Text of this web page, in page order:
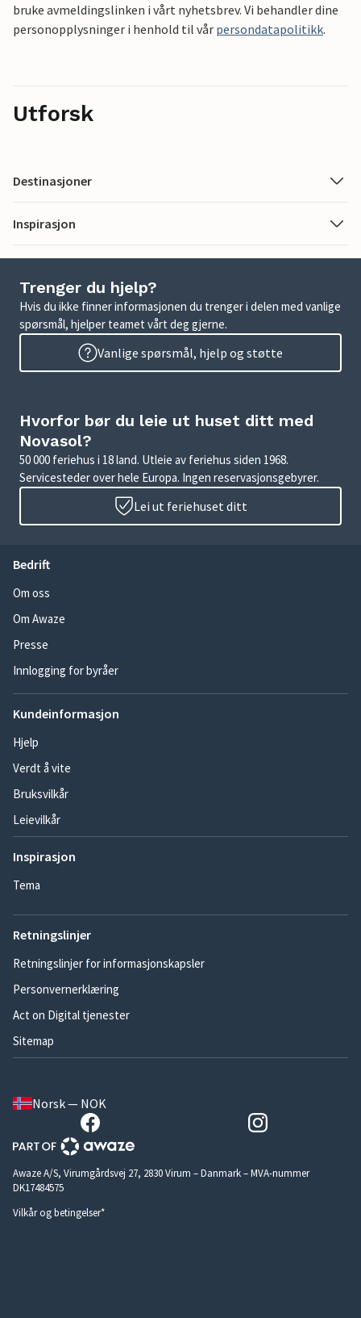
bruke avmeldingslinken i vårt nyhetsbrev. Vi behandler dine
personopplysninger i henhold til vår persondatapolitikk.
Utforsk
Destinasjoner
Inspirasjon
Trenger du hjelp?
Hvis du ikke finner informasjonen du trenger i delen med vanlige
spørsmål, hjelper teamet vårt deg gjerne.
Vanlige spørsmål, hjelp og støtte
Hvorfor bør du leie ut huset ditt med
Novasol?
50 000 feriehus i 18 land. Utleie av feriehus siden 1968.
Servicesteder over hele Europa. Ingen reservasjonsgebyrer.
Lei ut feriehuset ditt
Bedrift
Om oss
Om Awaze
Presse
Innlogging for byråer
Kundeinformasjon
Hjelp
Verdt å vite
Bruksvilkår
Leievilkår
Inspirasjon
Tema
Retningslinjer
Retningslinjer for informasjonskapsler
Personvernerklæring
Act on Digital tjenester
Sitemap
Norsk — NOK
Awaze A/S, Virumgårdsvej 27, 2830 Virum – Danmark – MVA-nummer
DK17484575
Vilkår og betingelser*